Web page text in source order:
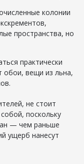
колонии
пространства, но
практически
обои, вещи из льна,
не стоит
поскольку
— чем раньше
ущерб нанесут